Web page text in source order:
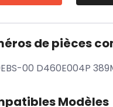
de pièces
00 D460E004P
Modèles